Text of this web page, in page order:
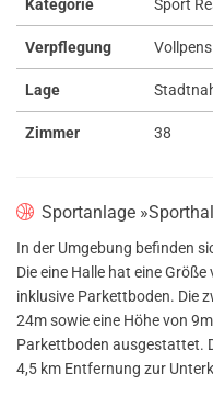
Kategorie Sport
Verpflegung
Lage
Zimmer 38
Sportanlage
In der Umgebung befinden
Die eine Halle hat eine
inklusive Parkettboden. Die
24m sowie eine Höhe von
Parkettboden ausgestattet.
4,5 km Entfernung zur